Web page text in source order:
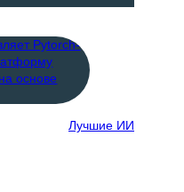
Лучшие ИИ